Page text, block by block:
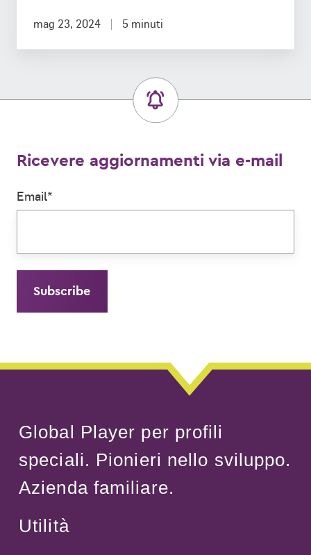
mag 23, 2024 5 minuti
Ricevere aggiornamenti via e-mail
Email*
Global Player per profili
speciali. Pionieri nello sviluppo.
Azienda familiare.
Utilità